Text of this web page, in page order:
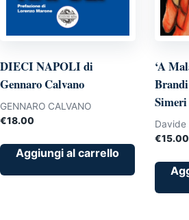
DIECI NAPOLI di
Gennaro Calvano
GENNARO CALVANO
€18.00
Aggiungi al carrello
‘A
Simeri
Davide
€15.00